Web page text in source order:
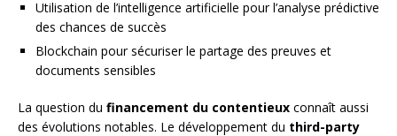
Utilisation de l’intelligence artificielle pour l’analyse prédictive
des chances de succès
Blockchain pour sécuriser le partage des preuves et
documents sensibles
La question du financement du contentieux connaît aussi
des évolutions notables. Le développement du third-party